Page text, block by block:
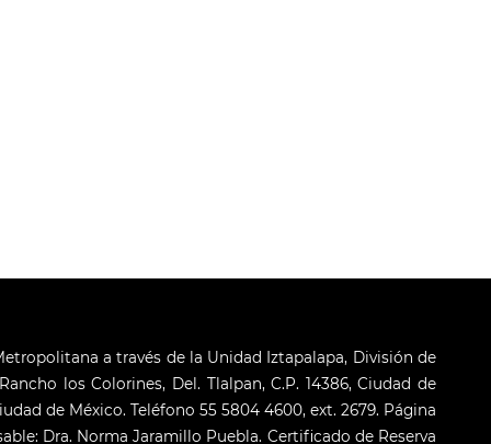
a través de la Unidad Iztapalapa, División de
los Colorines, Del. Tlalpan, C.P. 14386, Ciudad de
de México. Teléfono 55 5804 4600, ext. 2679. Página
Dra. Norma Jaramillo Puebla. Certificado de Reserva